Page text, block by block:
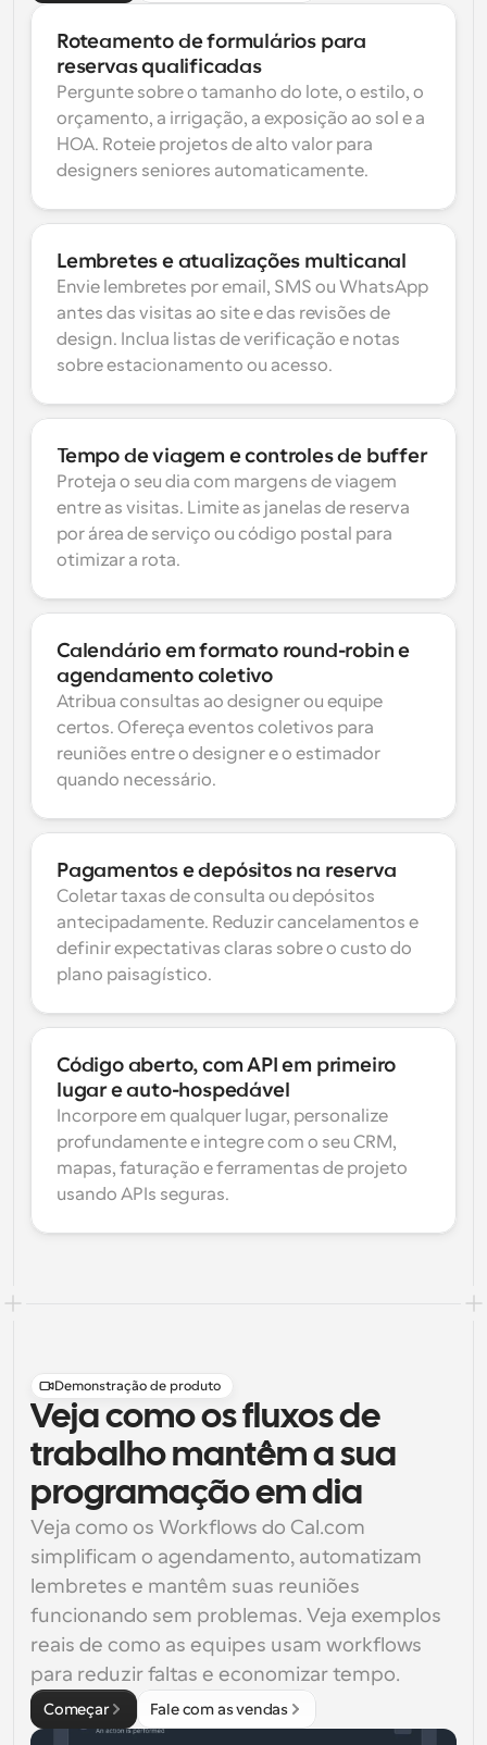
Roteamento de formulários para
reservas qualificadas
Pergunte sobre o tamanho do lote, o estilo, o
orçamento, a irrigação, a exposição ao sol e a
HOA. Roteie projetos de alto valor para
designers seniores automaticamente.
Lembretes e atualizações multicanal
Envie lembretes por email, SMS ou WhatsApp
antes das visitas ao site e das revisões de
design. Inclua listas de verificação e notas
sobre estacionamento ou acesso.
Tempo de viagem e controles de buffer
Proteja o seu dia com margens de viagem
entre as visitas. Limite as janelas de reserva
por área de serviço ou código postal para
otimizar a rota.
Calendário em formato round-robin e
agendamento coletivo
Atribua consultas ao designer ou equipe
certos. Ofereça eventos coletivos para
reuniões entre o designer e o estimador
quando necessário.
Pagamentos e depósitos na reserva
Coletar taxas de consulta ou depósitos
antecipadamente. Reduzir cancelamentos e
definir expectativas claras sobre o custo do
plano paisagístico.
Código aberto, com API em primeiro
lugar e auto-hospedável
Incorpore em qualquer lugar, personalize
profundamente e integre com o seu CRM,
mapas, faturação e ferramentas de projeto
usando APIs seguras.
Demonstração de produto
Veja como os fluxos de
trabalho mantêm a sua
programação em dia
Veja como os Workflows do Cal.com
simplificam o agendamento, automatizam
lembretes e mantêm suas reuniões
funcionando sem problemas. Veja exemplos
reais de como as equipes usam workflows
para reduzir faltas e economizar tempo.
Começar Fale com as vendas